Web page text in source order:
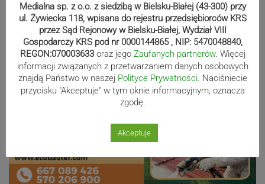
Reklama
Medialna sp. z o.o. z siedzibą w Bielsku-Białej (43-300) przy
ul. Żywiecka 118, wpisana do rejestru przedsiębiorców KRS
przez Sąd Rejonowy w Bielsku-Białej, Wydział VIII
Gospodarczy KRS pod nr 0000144865 , NIP: 5470048840,
REGON:070003633 oraz jego Zaufanych partnerów. Więcej
informacji związanych z przetwarzaniem danych osobowych
znajdą Państwo w naszej Polityce Prywatności. Naciśniecie
przycisku "Akceptuje" w tym oknie informacyjnym, oznacza
zgodę.
Akceptuje